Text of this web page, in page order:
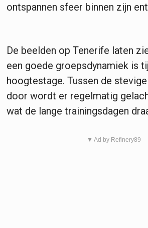
ontspannen sfeer binnen zijn
De beelden op Tenerife laten
een goede groepsdynamiek is
hoogtestage. Tussen de
door wordt er regelmatig
wat de lange trainingsdagen
▼ Ad by Refinery89